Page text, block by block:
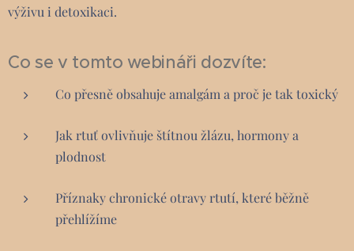
výživu i detoxikaci.
Co se v tomto webináři dozvíte:
Co přesně obsahuje amalgám a proč je tak toxický
Jak rtuť ovlivňuje štítnou žlázu, hormony a
plodnost
Příznaky chronické otravy rtutí, které běžně
přehlížíme